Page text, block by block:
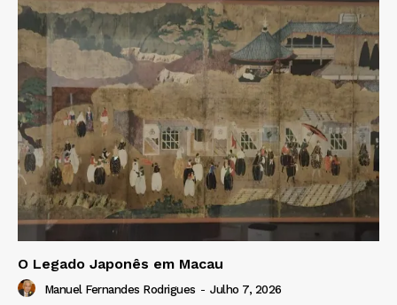
O Legado Japonês em Macau
Manuel Fernandes Rodrigues - Julho 7, 2026